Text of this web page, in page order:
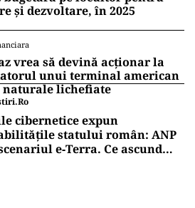
și dezvoltare, în 2025
vrea să devină acționar la
unui terminal american
naturale lichefiate
cibernetice expun
statului român: ANP
e‑Terra. Ce ascund